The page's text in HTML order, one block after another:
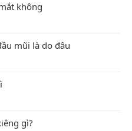
không
mũi là do đâu
gì?